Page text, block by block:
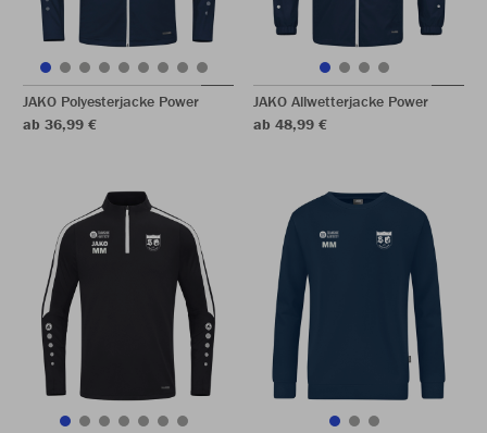
JAKO Polyesterjacke Power
ab 36,99 €
JAKO Allwetterjacke Power
ab 48,99 €